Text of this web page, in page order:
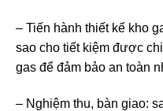
– Tiến hành thiết kế kho
sao cho tiết kiệm được
gas để đảm bảo an toàn
– Nghiệm thu, bàn giao: